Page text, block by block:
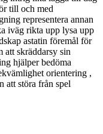
till och med
representera annan
iväg rikta upp lysa upp
astatin föremål för
att skräddarsy sin
hjälper bedöma
orientering ,
att störa från spel